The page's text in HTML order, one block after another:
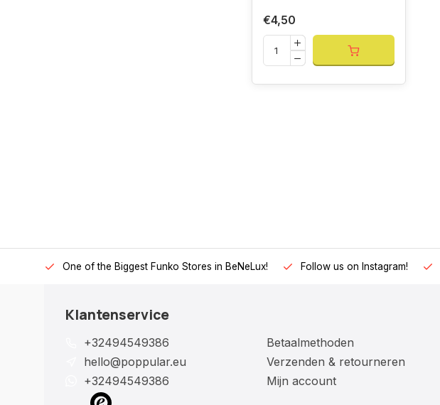
€4,50
One of the Biggest Funko Stores in BeNeLux! Follow us on Instagram!
Klantenservice
+32494549386
hello@poppular.eu
+32494549386
Betaalmethoden
Verzenden & retourneren
Mijn account